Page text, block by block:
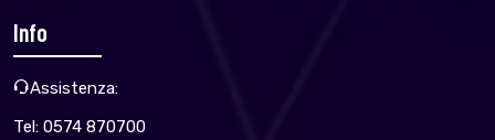
Info
Assistenza:
Tel: 0574 870700